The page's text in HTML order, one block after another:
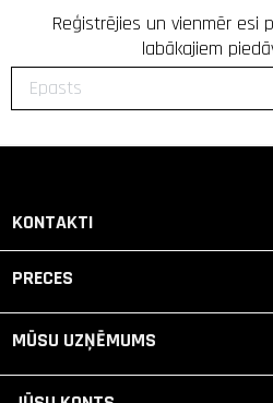
Reģistrējies un vienmēr esi
labākajiem
KONTAKTI
PRECES
MŪSU UZŅĒMUMS